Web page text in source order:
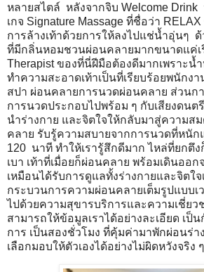
หลายสไตล์ หลังจากจิบ Welcome Drink
เกจ Signature Massage ที่ชื่อว่า RELAX
การล้างเท้าด้วยการให้ลงไปแช่น้ำอุ่นๆ
ที่มีกลิ่นหอมชวนผ่อนคลายมากขนาดแค่เริ่
Therapist ของที่นี่ฝีมือต้องดีมากเพราะน้
ทำความสะอาดเท้าเป็นที่เรียบร้อยพนักงา
สปา ผ่อนคลายการนวดผ่อนคลาย ส่วนก
การนวดประกอบไปพร้อม ๆ กับเสียงดน
นำร่างกาย และจิตใจให้กลับมาสู่ความส
คลาย รับรู้ความสบายจากการนวดที่หนัก
120 นาที ทำให้เรารู้สึกดีมาก ไหล่ที่ยกตึ
เบา เท้าที่เมื่อยก็ผ่อนคลาย พร้อมเดินออ
เหมือนได้รับการดูแลทั้งร่างกายและจิตใ
กระบวนการความผ่อนคลายเต็มรูปแบบเ
ไปด้วยความสุขารบริการและความเชี่ย
สามารถให้ข้อมูลเราได้อย่างละเอียด เป็
การ เป็นสองชั่วโมง ที่คุ้มค่ามาพักผ่อนร่
เลือกมอบให้ตัวเองได้อย่างไม่ผิดหวังจริง ๆ